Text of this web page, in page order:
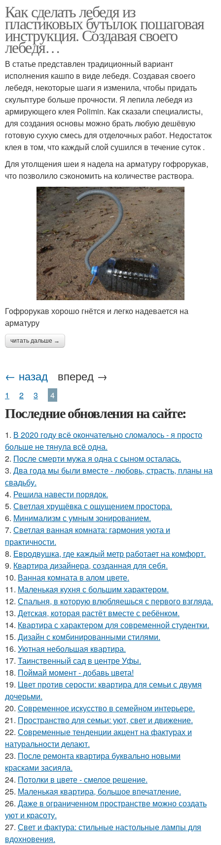
Как сделать лебедя из
пластиковых бутылок пошаговая
инструкция. Создавая своего
лебедя…
В статье представлен традиционный вариант
исполнения кашпо в виде лебедя. Создавая своего
лебедя, некоторые шаги я изменила, чтобы придать
скульптуре больше прочности. Я лепила лебедя из
армирующего клея Polimin. Как сказали специалисты,
для создания основы можно брать любую дешёвую
готовую сухую смесь для отделочных работ. Недостаток
клея в том, что каждый слой сушился в течение суток .
Для утолщения шеи я надела на арматуру гофрорукав,
что позволило сэкономить на количестве раствора.
Гофрорукав хорошо гнётся и легко надевается на
арматуру
читать дальше →
← назад вперед →
1 2 3 4
Последние обновления на сайте:
1. В 2020 году всё окончательно сломалось - я просто
больше не тянула всё одна.
2. После смерти мужа я одна с сыном осталась.
3. Два года мы были вместе - любовь, страсть, планы на
свадьбу.
4. Решила навести порядок.
5. Светлая хрущёвка с ощущением простора.
6. Минимализм с умным зонированием.
7. Светлая ванная комната: гармония уюта и
практичности.
8. Евродвушка, где каждый метр работает на комфорт.
9. Квартира дизайнера, созданная для себя.
10. Ванная комната в алом цвете.
11. Маленькая кухня с большим характером.
12. Спальня, в которую влюбляешься с первого взгляда.
13. Детская, которая растёт вместе с ребёнком.
14. Квартира с характером для современной студентки.
15. Дизайн с комбинированными стилями.
16. Уютная небольшая квартира.
17. Таинственный сад в центре Уфы.
18. Поймай момент - добавь цвета!
19. Цвет против серости: квартира для семьи с двумя
дочерьми.
20. Современное искусство в семейном интерьере.
21. Пространство для семьи: уют, свет и движение.
22. Современные тенденции акцент на фактурах и
натуральности делают.
23. После ремонта квартира буквально новыми
красками засияла.
24. Потолки в цвете - смелое решение.
25. Маленькая квартира, большое впечатление.
26. Даже в ограниченном пространстве можно создать
уют и красоту.
27. Свет и фактура: стильные настольные лампы для
вдохновения.